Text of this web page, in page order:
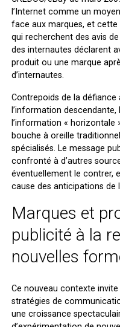
l’Internet comme un
face aux marques, et
qui recherchent des avis
des internautes déclarent
produit ou une marque
d’internautes.
Contrepoids de la défiance
l’information
l’information « horizontale
bouche à oreille
spécialisés. Le message
confronté à d’autres
éventuellement le contrer,
cause des anticipations de
Marques et
publicité à la
nouvelles
Ce nouveau contexte
stratégies de
une croissance